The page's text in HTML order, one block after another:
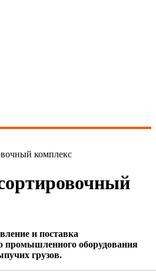
комплекс
и поставка
промышленного оборудования
грузов.